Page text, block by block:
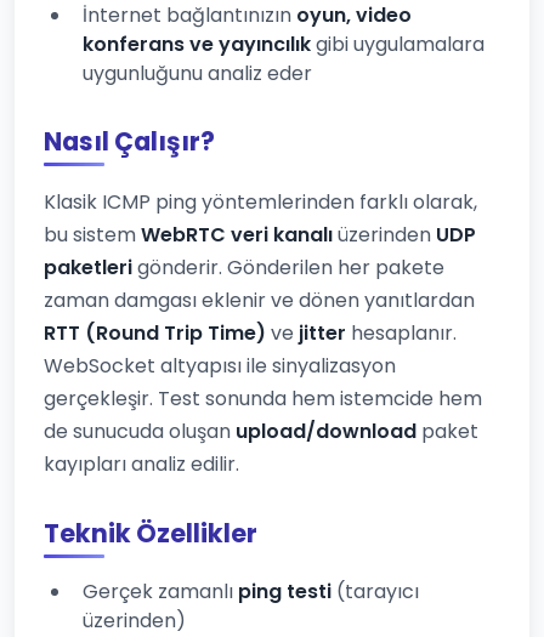
İnternet bağlantınızın oyun, video
konferans ve yayıncılıkgibi uygulamalara
uygunluğunu analiz eder
Nasıl Çalışır?
Klasik ICMP ping yöntemlerinden farklı olarak,
bu sistemWebRTC veri kanalıüzerinden UDP
paketlerigönderir. Gönderilen her pakete
zaman damgası eklenir ve dönen yanıtlardan
RTT (Round Trip Time) ve jitter hesaplanır.
WebSocket altyapısı ile sinyalizasyon
gerçekleşir. Test sonunda hem istemcide hem
de sunucuda oluşan upload/download paket
kayıpları analiz edilir.
Teknik Özellikler
Gerçek zamanlı ping testi (tarayıcı
üzerinden)